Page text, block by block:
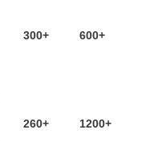
300+ 600+
260+ 1200+